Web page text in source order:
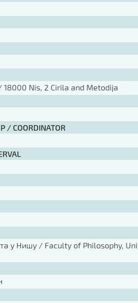
Nis, 2 Cirila and Metodija
COORDINATOR
у Нишу / Faculty of Philosophy,